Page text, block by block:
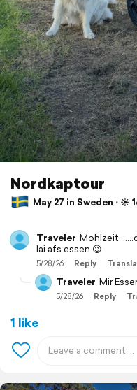
Nordkaptour
May 27 in Sweden ⋅ ☀️
Traveler
lai afs essen 😉
5/28/26 Reply
Traveler Mir
5/28/26 Reply
1 like